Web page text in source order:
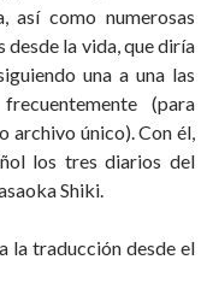
así como numerosas
la vida, que diría
una a una las
(para
archivo único). Con él,
los tres diarios del
Shiki.
la traducción desde el